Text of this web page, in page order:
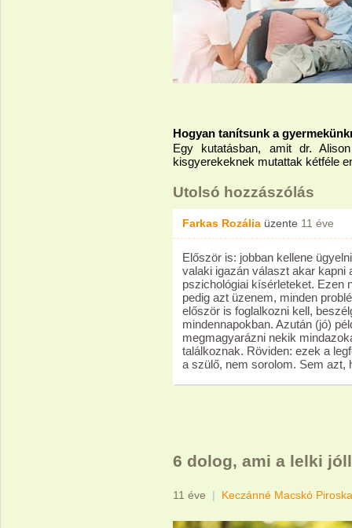
Hogyan tanítsunk a
Egy kutatásban, amit dr.
kisgyerekeknek mutattak kétféle
Utolsó hozzászólás
Farkas Rozália üzente 11 éve
Először is: jobban kellene
valaki igazán választ akar
pszichológiai kísérleteket. Ezen
pedig azt üzenem, minden
először is foglalkozni kell,
mindennapokban. Azután (jó)
megmagyarázni nekik
találkoznak. Röviden: ezek a
a szülő, nem sorolom. Sem azt,
6 dolog, ami a lelki
11 éve | Keczánné Macskó Piroska